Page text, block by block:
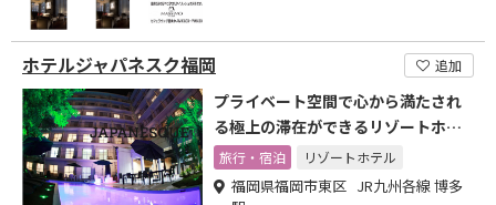
ホテルジャパネスク福岡 追加
プライベート空間で心から満たされ
る極上の滞在ができるリゾートホテ
ル旅行・宿泊 リゾートホテル
福岡県福岡市東区 JR九州各線 博多